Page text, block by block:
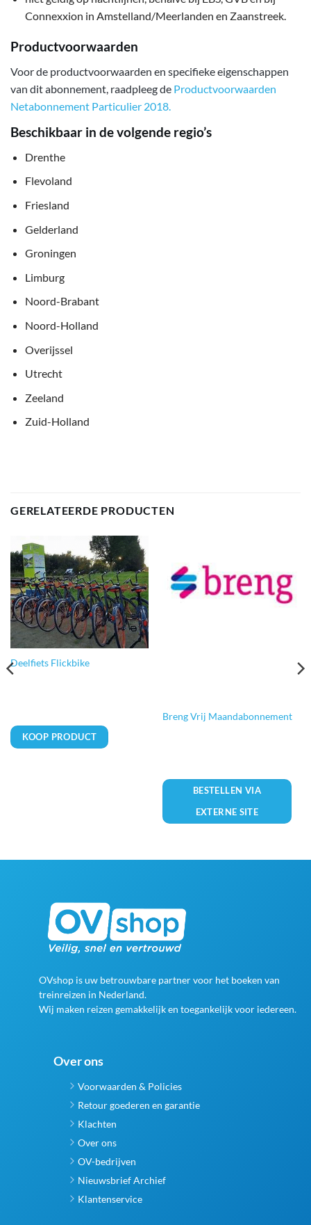
Connexxion in Amstelland/Meerlanden en Zaanstreek.
Productvoorwaarden
Voor de productvoorwaarden en specifieke eigenschappen
van dit abonnement, raadpleeg de Productvoorwaarden
Netabonnement Particulier 2018.
Beschikbaar in de volgende regio’s
Drenthe
Flevoland
Friesland
Gelderland
Groningen
Limburg
Noord-Brabant
Noord-Holland
Overijssel
Utrecht
Zeeland
Zuid-Holland
GERELATEERDE PRODUCTEN
Deelfiets Flickbike
KOOP PRODUCT
Breng Vrij Maandabonnement
BESTELLEN VIA
EXTERNE SITE
OVshop is uw betrouwbare partner voor het boeken van
treinreizen in Nederland.
Wij maken reizen gemakkelijk en toegankelijk voor iedereen.
Over ons
Voorwaarden & Policies
Retour goederen en garantie
Klachten
Over ons
OV-bedrijven
Nieuwsbrief Archief
Klantenservice